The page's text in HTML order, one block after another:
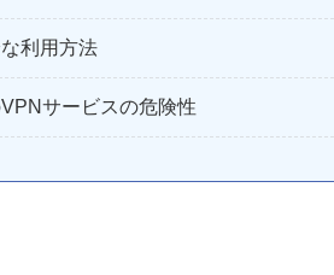
利用方法
サービスの危険性